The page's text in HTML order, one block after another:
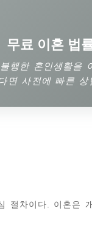
무료 이혼 법
행한 혼인생활을
면 사전에 빠른
절차이다. 이혼은